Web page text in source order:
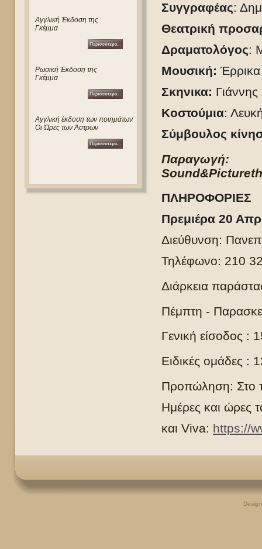
Αγγλική Έκδοση της
Γκέμμα
Ρωσική Έκδοση της
Γκέμμα
Αγγλική έκδοση των ποιημάτων
Οι Ώρες των Άστρων
Συγγραφέας:
Θεατρική
Δραματολόγος:
Μουσική:
Σκηνικα: Γιάννης
Κοστούμια:
Σύμβουλος
Sound&Picture
ΠΛΗΡΟΦΟΡΙΕΣ
Πρεμιέρα 20
Διεύθυνση:
Τηλέφωνο: 210
Διάρκεια
Πέμπτη -
Γενική είσοδος :
Ειδικές ομάδες :
Προπώληση: Στο
Ημέρες και ώρες
και Viva: https://